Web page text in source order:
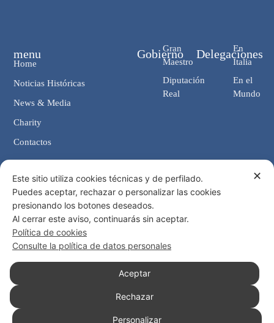
Gobierno
Gran
Maestro
Diputación
Real
Delegaciones
En
Italia
En el
Mundo
menu
Home
Noticias Históricas
News & Media
Charity
Contactos
Contactos
Cancillería: Via Giosuè Carducci, 4 00187 Roma (IT)
eMail: cancelleria@ordine-costantiniano.it
Tel. +39 06 47.41.190 +39 06 48.19.401
Social
✕
Este sitio utiliza cookies técnicas y de perfilado.
Puedes aceptar, rechazar o personalizar las cookies
presionando los botones deseados.
Al cerrar este aviso, continuarás sin aceptar.
Política de cookies
Consulte la política de datos personales
Aceptar
Rechazar
Personalizar